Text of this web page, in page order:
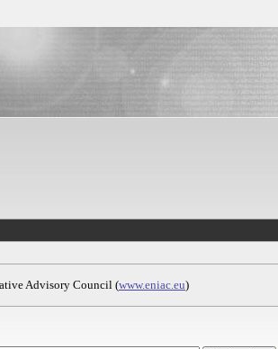
Advisory Council (www.eniac.eu)